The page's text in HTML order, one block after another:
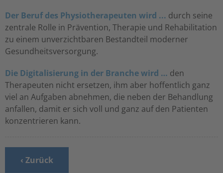
Der Beruf des Physiotherapeuten wird ... durch seine
zentrale Rolle in Prävention, Therapie und Rehabilitation
zu einem unverzichtbaren Bestandteil moderner
Gesundheitsversorgung.
Die Digitalisierung in der Branche wird … den
Therapeuten nicht ersetzen, ihm aber hoffentlich ganz
viel an Aufgaben abnehmen, die neben der Behandlung
anfallen, damit er sich voll und ganz auf den Patienten
konzentrieren kann.
‹ Zurück